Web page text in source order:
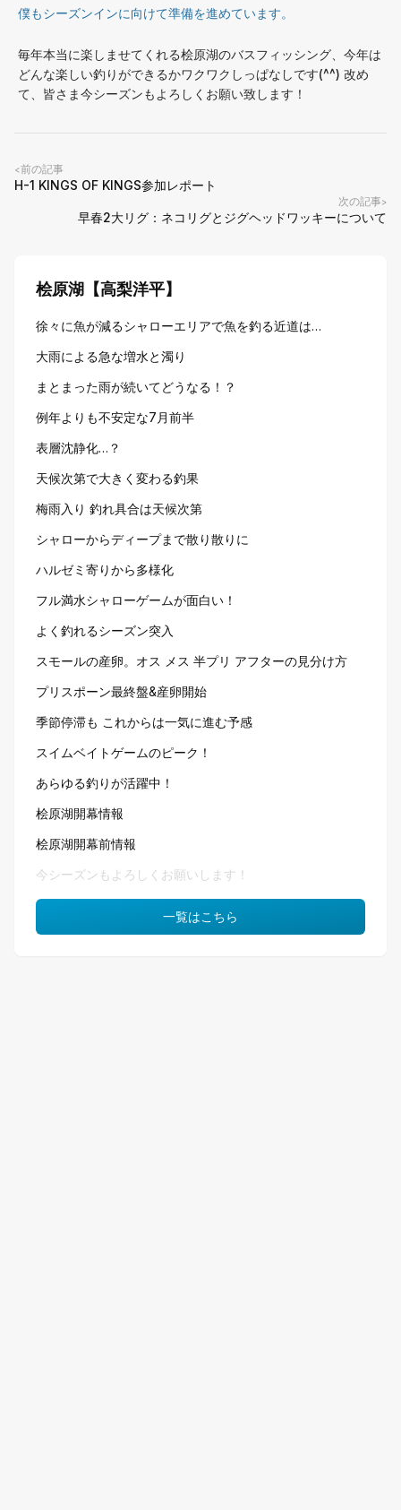
僕もシーズンインに向けて準備を進めています。
毎年本当に楽しませてくれる桧原湖のバスフィッシング、今年は
どんな楽しい釣りができるかワクワクしっぱなしです(^^) 改め
て、皆さま今シーズンもよろしくお願い致します！
<前の記事
H-1 KINGS OF KINGS参加レポート
次の記事>
早春2大リグ：ネコリグとジグヘッドワッキーについて
桧原湖【高梨洋平】
徐々に魚が減るシャローエリアで魚を釣る近道は…
大雨による急な増水と濁り
まとまった雨が続いてどうなる！？
例年よりも不安定な7月前半
表層沈静化…？
天候次第で大きく変わる釣果
梅雨入り 釣れ具合は天候次第
シャローからディープまで散り散りに
ハルゼミ寄りから多様化
フル満水シャローゲームが面白い！
よく釣れるシーズン突入
スモールの産卵。オス メス 半プリ アフターの見分け方
プリスポーン最終盤&産卵開始
季節停滞も これからは一気に進む予感
スイムベイトゲームのピーク！
あらゆる釣りが活躍中！
桧原湖開幕情報
桧原湖開幕前情報
今シーズンもよろしくお願いします！
一覧はこちら